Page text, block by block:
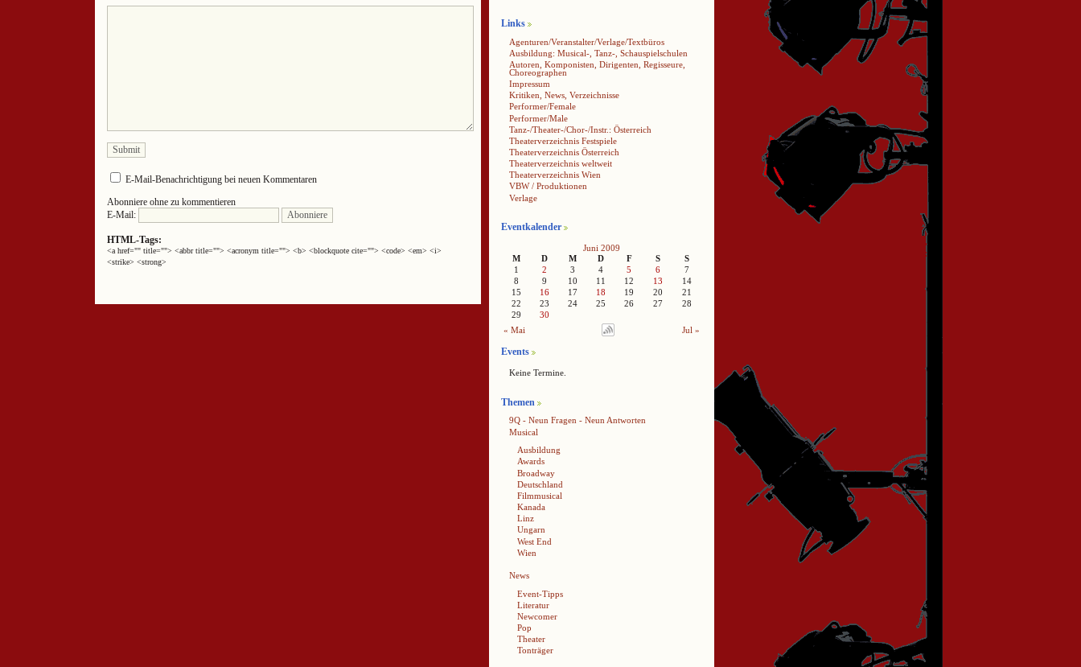
E-Mail-Benachrichtigung bei neuen Kommentaren
Abonniere ohne zu kommentieren
E-Mail:
HTML-Tags:
<a href="" title=""> <abbr title=""> <acronym title=""> <b> <blockquote cite=""> <code> <em> <i>
<strike> <strong>
Links
Agenturen/Veranstalter/Verlage/Textbüros
Ausbildung: Musical-, Tanz-, Schauspielschulen
Autoren, Komponisten, Dirigenten, Regisseure,
Choreographen
Impressum
Kritiken, News, Verzeichnisse
Performer/Female
Performer/Male
Tanz-/Theater-/Chor-/Instr.: Österreich
Theaterverzeichnis Festspiele
Theaterverzeichnis Österreich
Theaterverzeichnis weltweit
Theaterverzeichnis Wien
VBW / Produktionen
Verlage
Eventkalender
Juni 2009
M
D M D F S
S
1
2 3 4 5 6
7
8
9 10 11 12 13
14
15
16 17 18 19 20
21
22
23 24 25 26 27
28
29
30
« Mai
Jul »
Events
Keine Termine.
Themen
9Q - Neun Fragen - Neun Antworten
Musical
Ausbildung
Awards
Broadway
Deutschland
Filmmusical
Kanada
Linz
Ungarn
West End
Wien
News
Event-Tipps
Literatur
Newcomer
Pop
Theater
Tonträger